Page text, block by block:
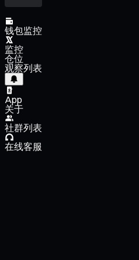
钱包监控
监控
仓位
观察列表
App
关于
社群列表
在线客服